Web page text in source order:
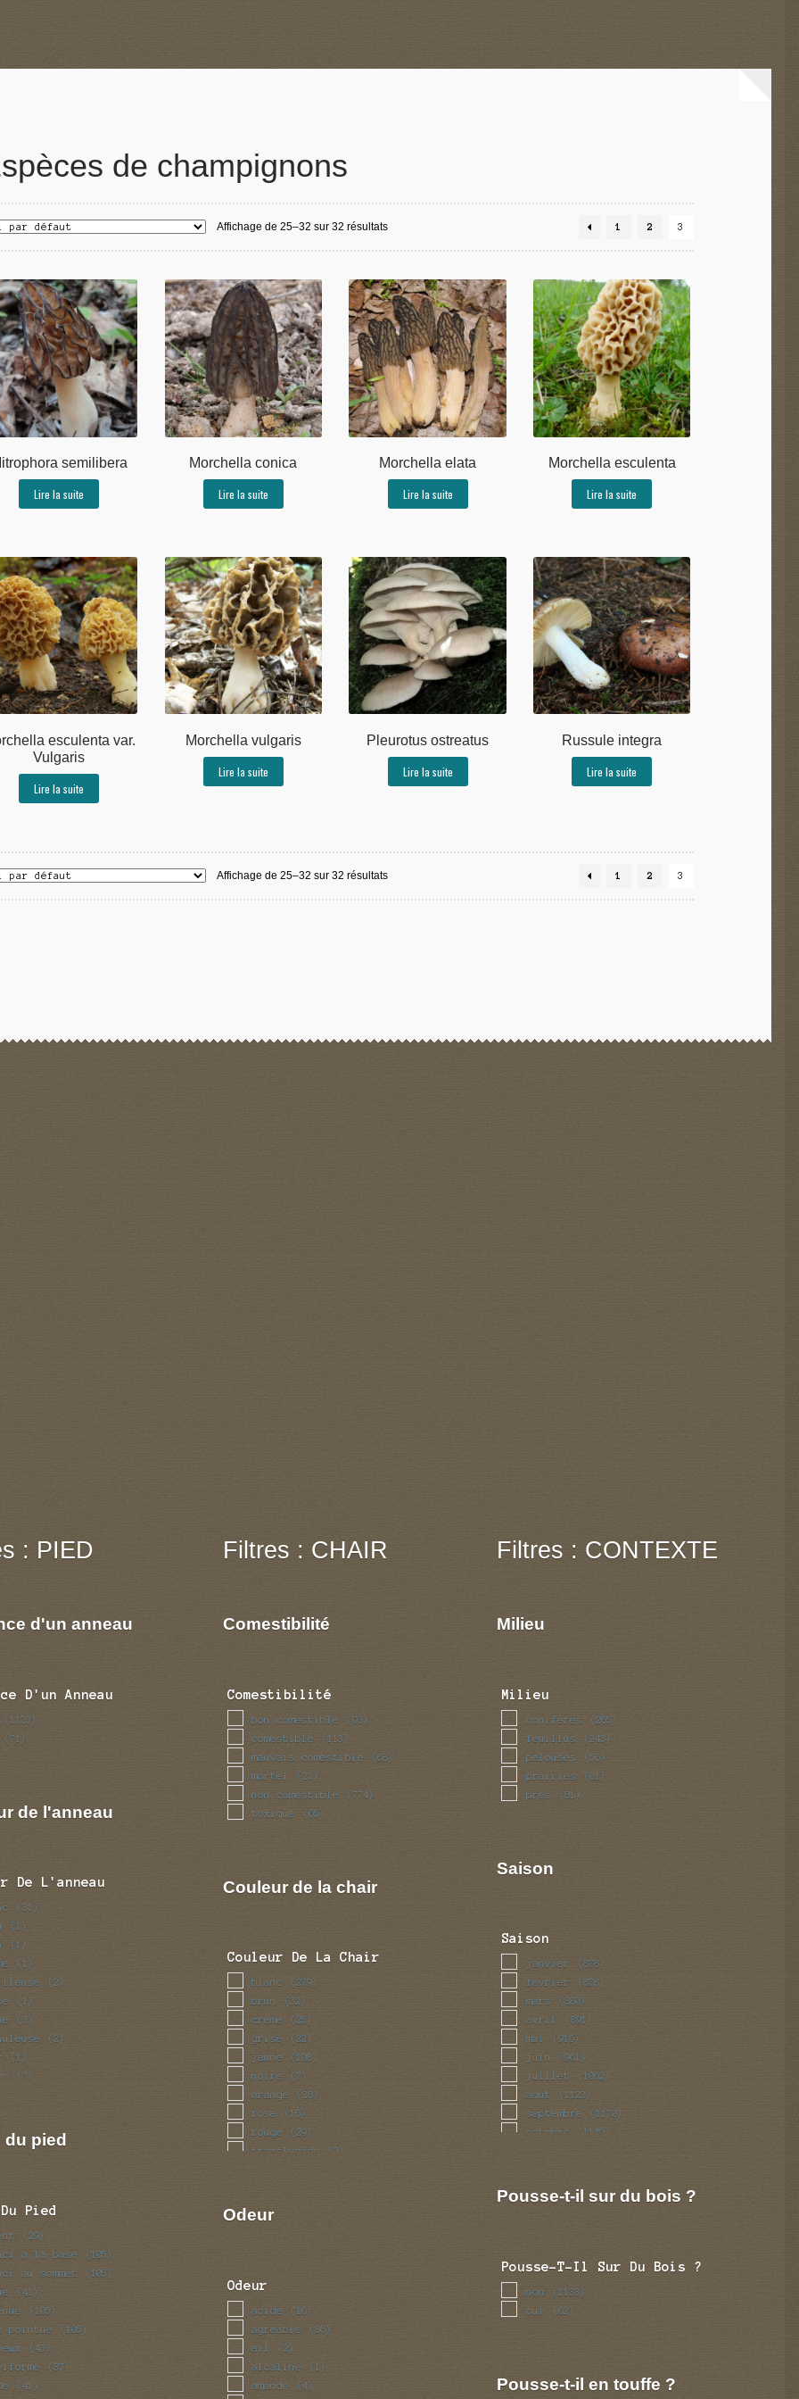
de champignons
Affichage de 25–32 sur 32 résultats 1 2 3
semilibera
Lire la suite
Morchella conica
Lire la suite
Morchella elata
Lire la suite
Morchella esculenta
Lire la suite
esculenta var.
Vulgaris
Lire la suite
Morchella vulgaris
Lire la suite
Pleurotus ostreatus
Lire la suite
Russule integra
Lire la suite
Affichage de 25–32 sur 32 résultats 1 2 3
: PIED
d'un anneau
D'un Anneau
(1123)
(71)
de l'anneau
De L'anneau
(31)
(1)
(1)
(1)
(2)
(1)
(3)
(2)
(1)
(2)
du pied
Pied
(29)
a la base (105)
au sommet (105)
(41)
(105)
pointue (105)
(43)
(37)
(41)
Filtres : CHAIR
Comestibilité
Comestibilité
bon comestible (93)
comestible (113)
mauvais comestible (68)
mortel (23)
non comestible (774)
toxique (65)
Couleur de la chair
Couleur De La Chair
blanc (279)
brun (32)
creme (25)
grise (22)
jaune (108)
noire (7)
orange (20)
rose (16)
rouge (29)
translucide (2)
Odeur
Odeur
acide (16)
agreable (86)
ail (2)
alcaline (1)
amande (4)
Filtres : CONTEXTE
Milieu
Milieu
coniferes (265)
feuillus (243)
pelouses (56)
prairies (81)
pres (81)
Saison
Saison
janvier (878)
fevrier (878)
mars (880)
avril (891)
mai (916)
juin (961)
juillet (1062)
aout (1122)
septembre (1170)
octobre (1149)
Pousse-t-il sur du bois ?
Pousse-T-Il Sur Du Bois ?
non (1133)
oui (62)
Pousse-t-il en touffe ?